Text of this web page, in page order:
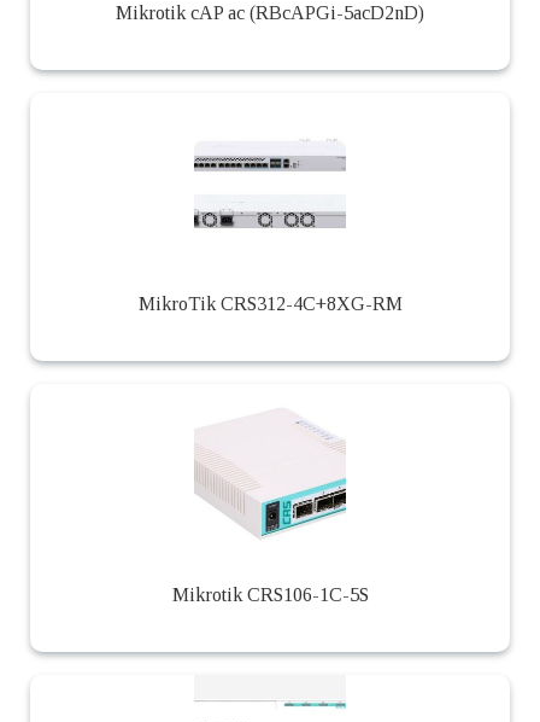
Mikrotik cAP ac (RBcAPGi-5acD2nD)
MikroTik CRS312-4C+8XG-RM
Mikrotik CRS106-1C-5S